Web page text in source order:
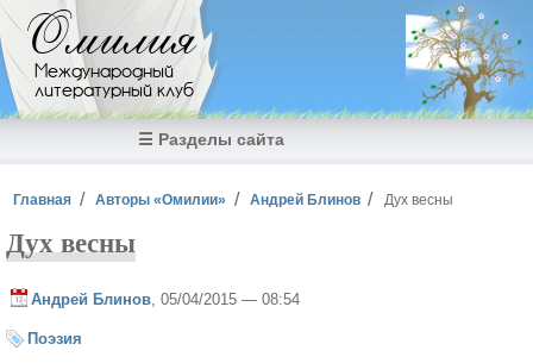
Перейти к основному содержанию
Омилия
Международный
литературный клуб
☰ Разделы сайта
Вы здесь
Главная Авторы «Омилии» Андрей Блинов Дух весны
Дух весны
Андрей Блинов , 05/04/2015 — 08:54
Поэзия